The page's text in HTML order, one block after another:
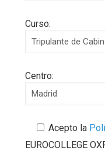
Curso:
Centro:
Acepto la
EUROCOLLEGE